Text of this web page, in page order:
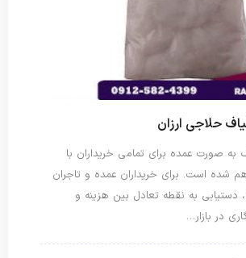
حلاجی ارزان
صورت عمده برای تمامی خریداران با
شده است. برای خریداران عمده و تاجران
دستیابی به نقطه تعادل بین هزینه و
در بازار…